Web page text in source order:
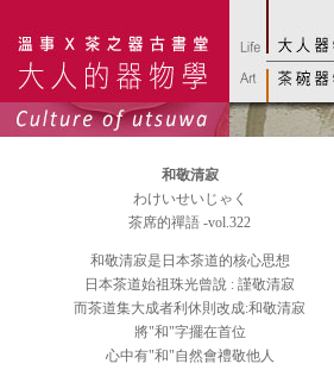
和敬清寂
わけいせいじゃく
茶席的禪語 -vol.322
和敬清寂是日本茶道的核心思想
日本茶道始祖珠光曾說 : 謹敬清寂
而茶道集大成者利休則改成:和敬清寂
將"和"字擺在首位
心中有"和"自然會禮敬他人